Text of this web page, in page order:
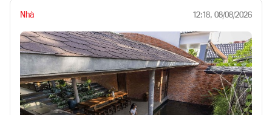
Nhà 12:18, 08/08/2026